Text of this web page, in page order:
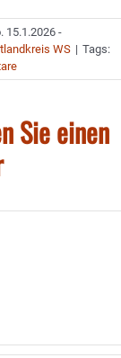
15.1.2026 -
WS | Tags:
Sie einen